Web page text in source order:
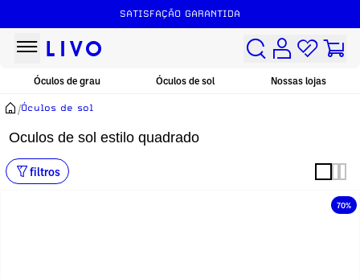
SATISFAÇÃO GARANTIDA
Óculos de grau Óculos de sol Nossas lojas
Oculos de sol estilo quadrado
/Óculos de sol
filtros
70%